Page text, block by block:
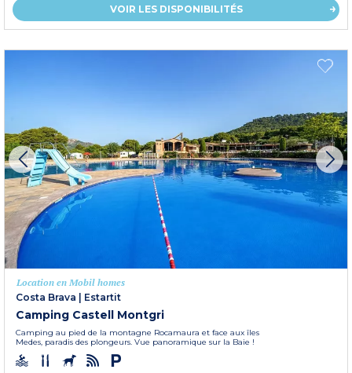
VOIR LES DISPONIBILITÉS
Location en Mobil homes
Costa Brava
Estartit
Camping Castell Montgri
Camping au pied de la montagne Rocamaura et face aux îles
Medes, paradis des plongeurs. Vue panoramique sur la Baie !